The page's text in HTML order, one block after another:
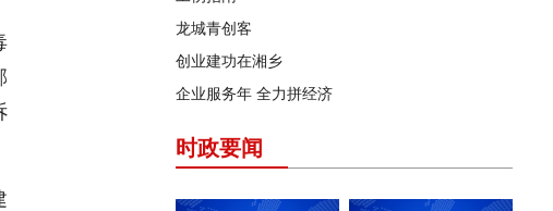
龙城青创客
创业建功在湘乡
企业服务年 全力拼经济
时政要闻